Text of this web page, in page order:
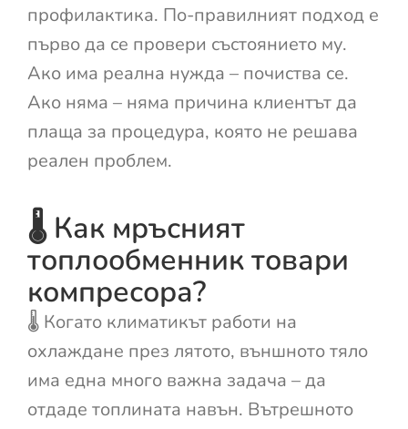
профилактика. По-правилният подход е
първо да се провери състоянието му.
Ако има реална нужда – почиства се.
Ако няма – няма причина клиентът да
плаща за процедура, която не решава
реален проблем.
🌡️ Как мръсният
топлообменник товари
компресора?
🌡️ Когато климатикът работи на
охлаждане през лятото, външното тяло
има една много важна задача – да
отдаде топлината навън. Вътрешното